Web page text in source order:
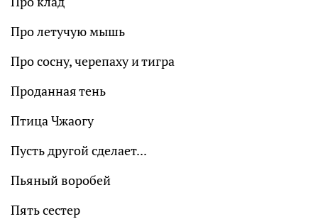
Про летучую мышь
Про сосну, черепаху и тигра
Проданная тень
Птица Чжаогу
Пусть другой сделает...
Пьяный воробей
Пять сестер